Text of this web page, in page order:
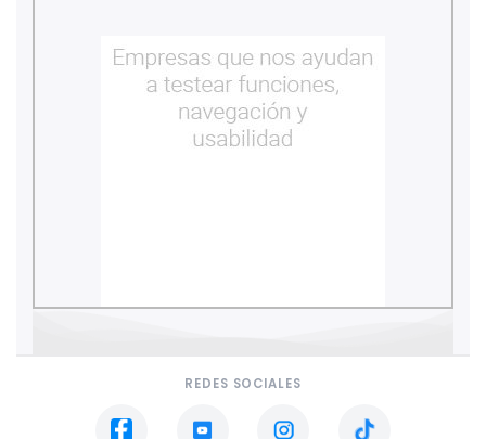
REDES SOCIALES